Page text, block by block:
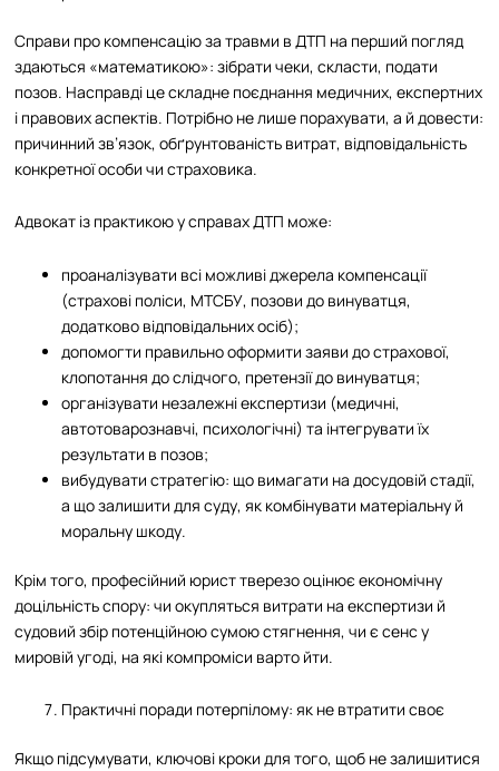
Справи про компенсацію за травми в ДТП на перший погляд
здаються «математикою»: зібрати чеки, скласти, подати
позов. Насправді це складне поєднання медичних, експертних
і правових аспектів. Потрібно не лише порахувати, а й довести:
причинний зв’язок, обґрунтованість витрат, відповідальність
конкретної особи чи страховика.
Адвокат із практикою у справах ДТП може:
проаналізувати всі можливі джерела компенсації
(страхові поліси, МТСБУ, позови до винуватця,
додатково відповідальних осіб);
допомогти правильно оформити заяви до страхової,
клопотання до слідчого, претензії до винуватця;
організувати незалежні експертизи (медичні,
автотоварознавчі, психологічні) та інтегрувати їх
результати в позов;
вибудувати стратегію: що вимагати на досудовій стадії,
а що залишити для суду, як комбінувати матеріальну й
моральну шкоду.
Крім того, професійний юрист тверезо оцінює економічну
доцільність спору: чи окупляться витрати на експертизи й
судовий збір потенційною сумою стягнення, чи є сенс у
мировій угоді, на які компроміси варто йти.
Практичні поради потерпілому: як не втратити своє
Якщо підсумувати, ключові кроки для того, щоб не залишитися